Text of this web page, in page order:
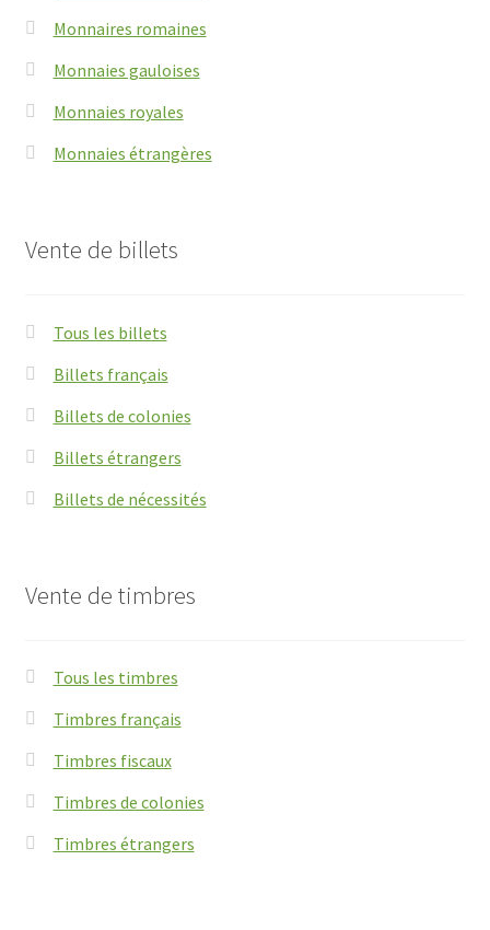
Monnaires romaines
Monnaies gauloises
Monnaies royales
Monnaies étrangères
Vente de billets
Tous les billets
Billets français
Billets de colonies
Billets étrangers
Billets de nécessités
Vente de timbres
Tous les timbres
Timbres français
Timbres fiscaux
Timbres de colonies
Timbres étrangers